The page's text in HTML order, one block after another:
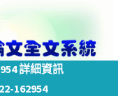
詳細資訊
162954